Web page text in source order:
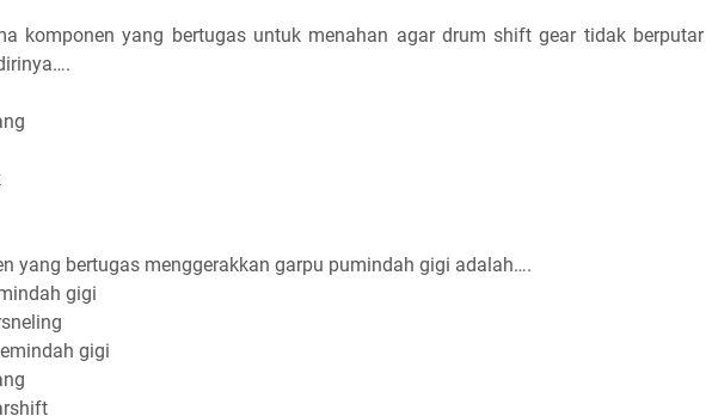
komponen yang bertugas untuk menahan agar drum shift gear tidak berputar
yang bertugas menggerakkan garpu pumindah gigi adalah….
gigi
gigi